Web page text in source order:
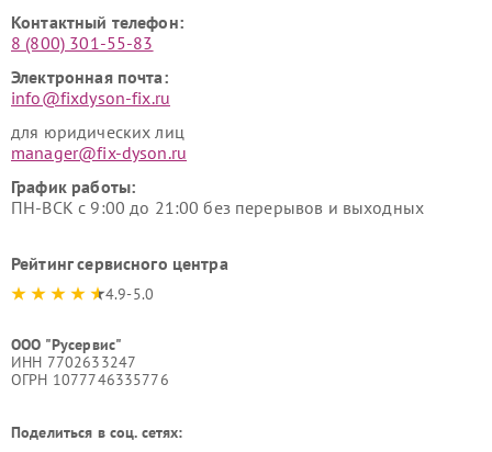
Контактный телефон:
8 (800) 301-55-83
Электронная почта:
info@fixdyson-fix.ru
для юридических лиц
manager@fix-dyson.ru
График работы:
ПН-ВСК с 9:00 до 21:00 без перерывов и выходных
Рейтинг сервисного центра
4.9-5.0
ООО "Русервис"
ИНН 7702633247
ОГРН 1077746335776
Поделиться в соц. сетях: